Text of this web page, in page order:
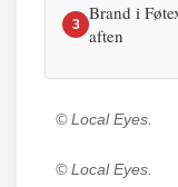
3
Brand i
aften
© Local Eyes.
© Local Eyes.